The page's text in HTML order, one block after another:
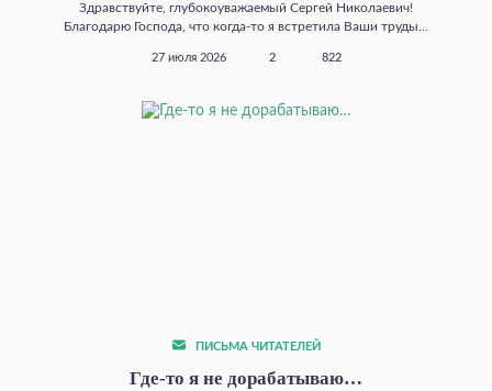
Здравствуйте, глубокоуважаемый Сергей Николаевич!
Благодарю Господа, что когда‑то я встретила Ваши труды...
27 июля 2026 2 822
ПИСЬМА ЧИТАТЕЛЕЙ
Где‑то я не дорабатываю…